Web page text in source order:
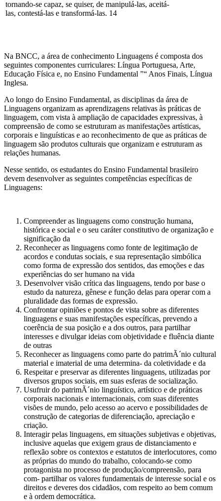
tornando-se capaz, se quiser, de manipulá-las, aceitá-
las, contestá-las e transformá-las. 14
Na BNCC, a área de conhecimento Linguagens é composta dos
seguintes componentes curriculares: Língua Portuguesa, Arte,
Educação Física e, no Ensino Fundamental ”“ Anos Finais, Língua
Inglesa.
Ao longo do Ensino Fundamental, as disciplinas da área de
Linguagens organizam as aprendizagens relativas às práticas de
linguagem, com vista à ampliação de capacidades expressivas, à
compreensão de como se estruturam as manifestações artísticas,
corporais e linguísticas e ao reconhecimento de que as práticas de
linguagem são produtos culturais que organizam e estruturam as
relações humanas.
Nesse sentido, os estudantes do Ensino Fundamental brasileiro
devem desenvolver as seguintes competências específicas de
Linguagens:
Compreender as linguagens como construção humana,
histórica e social e o seu caráter constitutivo de organização e
significação da
Reconhecer as linguagens como fonte de legitimação de
acordos e condutas sociais, e sua representação simbólica
como forma de expressão dos sentidos, das emoções e das
experiências do ser humano na vida
Desenvolver visão crítica das linguagens, tendo por base o
estudo da natureza, gênese e função delas para operar com a
pluralidade das formas de expressão.
Confrontar opiniões e pontos de vista sobre as diferentes
linguagens e suas manifestações específicas, prevendo a
coerência de sua posição e a dos outros, para partilhar
interesses e divulgar ideias com objetividade e fluência diante
de outras
Reconhecer as linguagens como parte do patrimÃ´nio cultural
material e imaterial de uma determina- da coletividade e da
Respeitar e preservar as diferentes linguagens, utilizadas por
diversos grupos sociais, em suas esferas de socialização.
Usufruir do patrimÃ´nio linguístico, artístico e de práticas
corporais nacionais e internacionais, com suas diferentes
visões de mundo, pelo acesso ao acervo e possibilidades de
construção de categorias de diferenciação, apreciação e
criação.
Interagir pelas linguagens, em situações subjetivas e objetivas,
inclusive aquelas que exigem graus de distanciamento e
reflexão sobre os contextos e estatutos de interlocutores, como
as próprias do mundo do trabalho, colocando-se como
protagonista no processo de produção/compreensão, para
com- partilhar os valores fundamentais de interesse social e os
direitos e deveres dos cidadãos, com respeito ao bem comum
e à ordem democrática.